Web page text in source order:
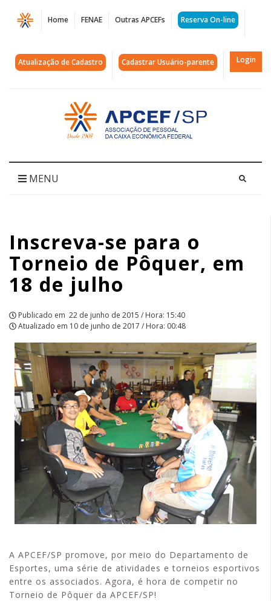
Página
Inscreva-
se
Torneio
Pôquer,
de
julho
APCEF/SP
Home FENAE Outras APCEFs Reserva On-line
Atualização de Cadastro Cadastrar Usuário-parente Login
Acessar
página
inicial
MENU
Inscreva-se para o
Torneio de Pôquer, em
18 de julho
Publicado em 22 de junho de 2015 / Hora: 15:40
Atualizado em 10 de junho de 2017 / Hora: 00:48
A APCEF/SP promove, por meio do Departamento de
Esportes, uma série de atividades e torneios esportivos
entre os associados. Agora, é hora de competir no
Torneio de Pôquer da APCEF/SP!